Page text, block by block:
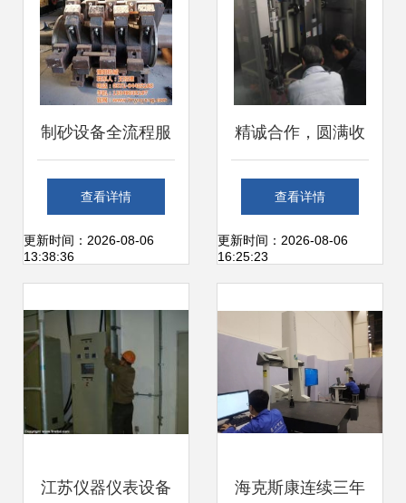
制砂设备全流程服
务指南 从场地规划
到安装调试
查看详情
更新时间：2026-08-06
13:38:36
精诚合作，圆满收
官——大北农集团
产品培训与仪器设
利完成
查看详情
更新时间：2026-08-06
16:25:23
江苏仪器仪表设备 海克斯康连续三年